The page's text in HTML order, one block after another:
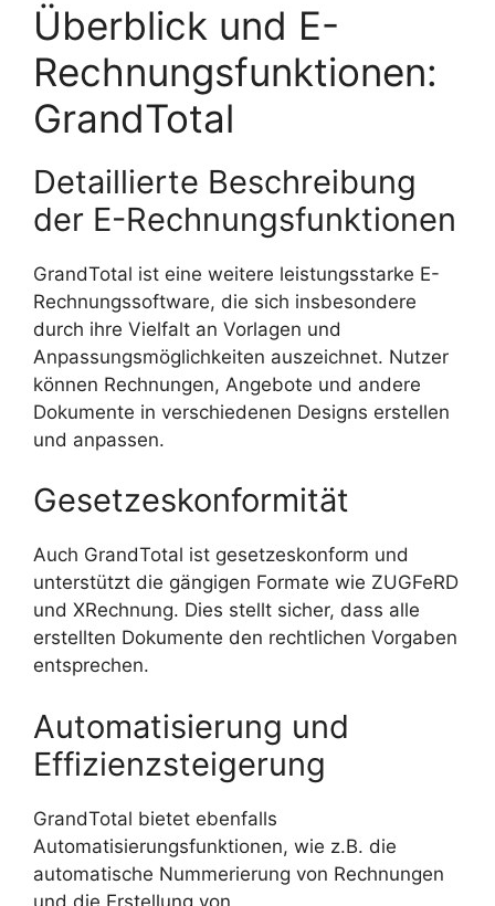
Überblick und E-
Rechnungsfunktionen:
GrandTotal
Detaillierte Beschreibung
der E-Rechnungsfunktionen
GrandTotal ist eine weitere leistungsstarke E-
Rechnungssoftware, die sich insbesondere
durch ihre Vielfalt an Vorlagen und
Anpassungsmöglichkeiten auszeichnet. Nutzer
können Rechnungen, Angebote und andere
Dokumente in verschiedenen Designs erstellen
und anpassen.
Gesetzeskonformität
Auch GrandTotal ist gesetzeskonform und
unterstützt die gängigen Formate wie ZUGFeRD
und XRechnung. Dies stellt sicher, dass alle
erstellten Dokumente den rechtlichen Vorgaben
entsprechen.
Automatisierung und
Effizienzsteigerung
GrandTotal bietet ebenfalls
Automatisierungsfunktionen, wie z.B. die
automatische Nummerierung von Rechnungen
und die Erstellung von